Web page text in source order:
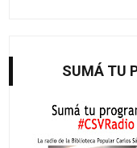
SUMÁ TU